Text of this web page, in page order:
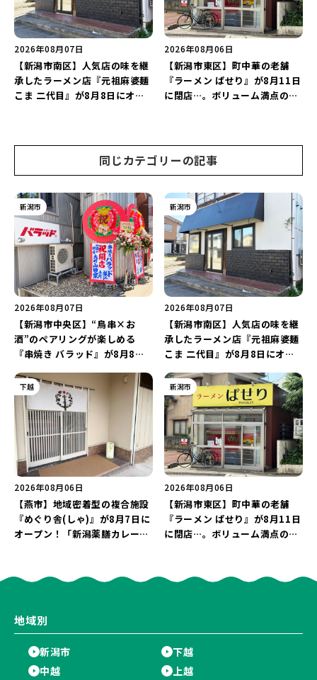
2026年08月07日
【新潟市南区】人気店の味を継
承したラーメン店『元祖麻婆麺
こま 二代目』が8月8日にオー
2026年08月06日
【新潟市東区】町中華の老舗
『ラーメン ぱせり』が8月11日
に閉店…。ボリューム満点の名
同じカテゴリーの記事
新潟市
2026年08月07日
【新潟市中央区】“鳥串×お
酒”のペアリングが楽しめる
『串焼き バラッド』が8月8日
インアップ♪
新潟市
2026年08月07日
【新潟市南区】人気店の味を継
承したラーメン店『元祖麻婆麺
こま 二代目』が8月8日にオー
た「麻婆麺」を復刻♪
下越
2026年08月06日
【燕市】地域密着型の複合施設
『めぐり舎(しゃ)』が8月7日に
オープン！「新潟薬膳カレー
う♪
新潟市
2026年08月06日
【新潟市東区】町中華の老舗
『ラーメン ぱせり』が8月11日
に閉店…。ボリューム満点の名
地域別
新潟市
下越
中越
上越